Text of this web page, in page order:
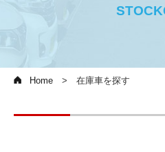
Home 在庫車を探す